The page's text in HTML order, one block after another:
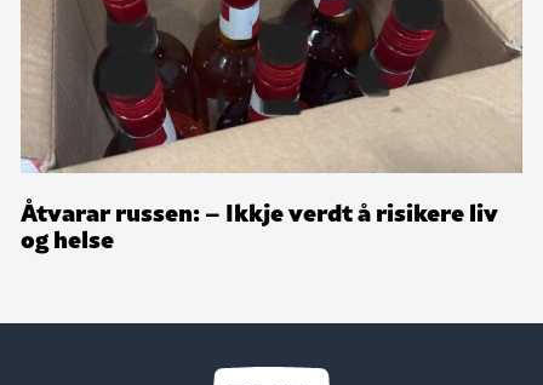
Åtvarar russen: – Ikkje verdt å risikere liv
og helse